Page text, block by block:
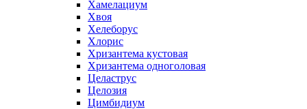
Хамелациум
Хвоя
Хелеборус
Хлорис
Хризантема кустовая
Хризантема одноголовая
Целаструс
Целозия
Цимбидиум